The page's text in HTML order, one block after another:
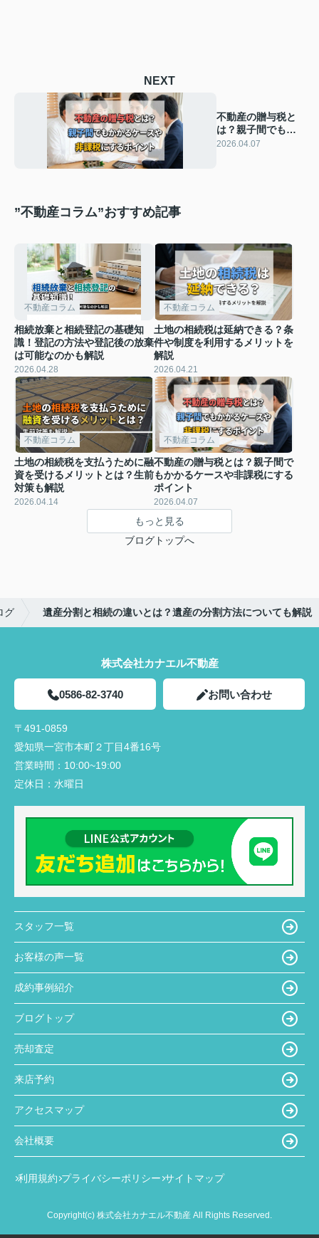
NEXT
不動産の贈与税と
は？親子間でもか
かるケースや非課
2026.04.07
”不動産コラム”おすすめ記事
不動産コラム
相続放棄と相続登記の基礎知
識！登記の方法や登記後の放棄
は可能なのかも解説
2026.04.28
不動産コラム
土地の相続税は延納できる？条
件や制度を利用するメリットを
解説
2026.04.21
不動産コラム
土地の相続税を支払うために融
資を受けるメリットとは？生前
対策も解説
2026.04.14
不動産コラム
不動産の贈与税とは？親子間で
もかかるケースや非課税にする
ポイント
2026.04.07
もっと見る
ブログトップへ
グ 遺産分割と相続の違いとは？遺産の分割方法についても解説
株式会社カナエル不動産
0586-82-3740 お問い合わせ
〒491-0859
愛知県一宮市本町２丁目4番16号
営業時間： 10:00~19:00
定休日： 水曜日
スタッフ一覧
お客様の声一覧
成約事例紹介
ブログトップ
売却査定
来店予約
アクセスマップ
会社概要
利用規約 プライバシーポリシー サイトマップ
Copyright(c) 株式会社カナエル不動産 All Rights Reserved.